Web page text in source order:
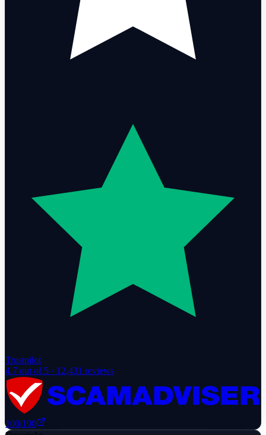
Trustpilot
4.7 out of 5 · 12,431 reviews
100/100